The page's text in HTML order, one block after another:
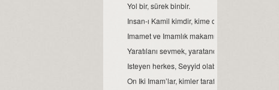
Yol bir, sürek binbir.
Insan-ı Kamil kimdir, kime denir?
Imamet ve Imamlık makamı...
Yaratılanı sevmek, yaratandan ötürü...
Isteyen herkes, Seyyid olabilir mi?
On Iki Imam’lar, kimler tarafından şehit edildiler?